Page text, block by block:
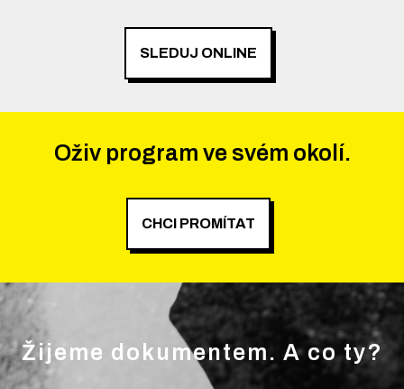
SLEDUJ ONLINE
Oživ program ve svém okolí.
CHCI PROMÍTAT
Žijeme dokumentem. A co ty?